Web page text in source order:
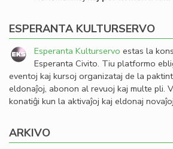
ESPERANTA KULTURSERVO
Esperanta Kulturservo estas la
Esperanta Civito. Tiu platformo
eventoj kaj kursoj organizataj de la
eldonaĵoj, abonon al revuoj kaj multe pli.
konatiĝi kun la aktivaĵoj kaj eldonaj
ARKIVO